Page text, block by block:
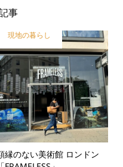
事
現地の暮らし
縁のない美術館 ロンドン